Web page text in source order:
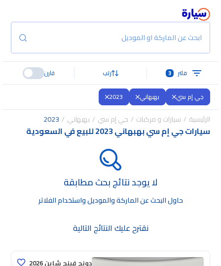
ابحث عن الماركة او الموديل
فلتر 3 رتب قارن
جي إم سي بهبهاني 2023
الرئيسية سيارات و مركبات جي إم سي بهبهاني 2023
سيارات جي إم سي بهبهاني 2023 للبيع في السعودية
لا يوجد نتائج بحث مطابقة
حاول البحث عن الماركة والموديل واستخدام الفلاتر
نقترح عليك النتائج التالية
دونج فينج شاين E1 2026